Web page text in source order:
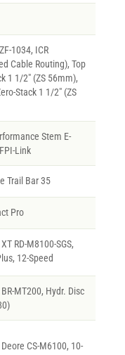
1034, ICR
Cable Routing), Top
1 1/2" (ZS 56mm),
Stack 1 1/2" (ZS
Stem E-
Link
Trail Bar 35
Pro
RD-M8100-SGS,
12-Speed
MT200, Hydr. Disc
CS-M6100, 10-